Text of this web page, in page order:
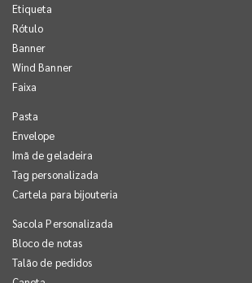
Etiqueta
Rótulo
Banner
Wind Banner
Faixa
Pasta
Envelope
Imã de geladeira
Tag personalizada
Cartela para bijouteria
Sacola Personalizada
Bloco de notas
Talão de pedidos